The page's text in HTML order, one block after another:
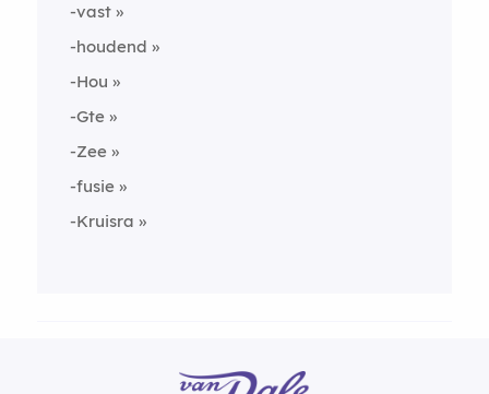
-vast
-houdend
-Hou
-Gte
-Zee
-fusie
-Kruisra